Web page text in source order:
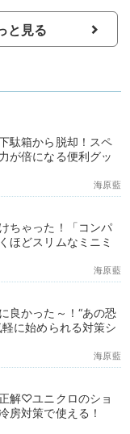
と見る
駄箱から脱却！スペ
が倍になる便利グッ
海原藍
ちゃった！「コンパ
ほどスリムなミニミ
海原藍
良かった～！“あの恐
に始められる対策シ
海原藍
解♡ユニクロのショ
房対策で使える！